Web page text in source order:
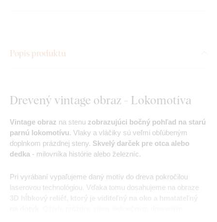
Popis produktu
Drevený vintage obraz - Lokomotíva
Vintage obraz na stenu zobrazujúci bočný pohľad na starú
parnú lokomotívu. Vlaky a vláčiky sú veľmi obľúbeným
doplnkom prázdnej steny. Skvelý darček pre otca alebo
dedka - milovníka histórie alebo železníc.
Pri vyrábaní vypaľujeme daný motív do dreva pokročilou
laserovou technológiou. Vďaka tomu dosahujeme na obraze